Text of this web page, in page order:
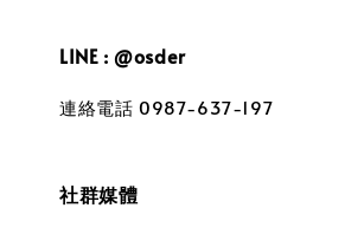
LINE : @osder
連絡電話 0987-637-197
社群媒體